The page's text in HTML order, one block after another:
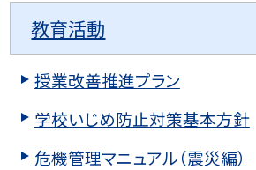
教育活動
授業改善推進プラン
学校いじめ防止対策基本方針
危機管理マニュアル（震災編）